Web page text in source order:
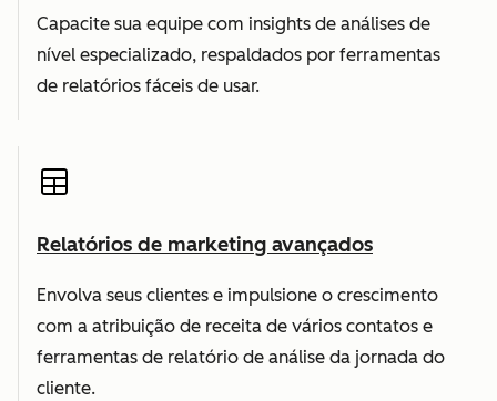
Capacite sua equipe com insights de análises de
nível especializado, respaldados por ferramentas
de relatórios fáceis de usar.
Relatórios de marketing avançados
Envolva seus clientes e impulsione o crescimento
com a atribuição de receita de vários contatos e
ferramentas de relatório de análise da jornada do
cliente.